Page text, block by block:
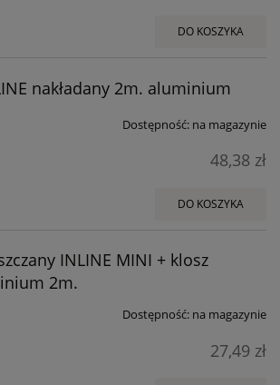
DO KOSZYKA
nakładany 2m. aluminium
Dostępność: na magazynie
48,38 zł
DO KOSZYKA
INLINE MINI + klosz
2m.
Dostępność: na magazynie
27,49 zł